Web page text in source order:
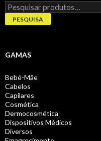
Pesquisar
por:
PESQUISA
GAMAS
Bebé-Mãe
Cabelos
Capilares
Cosmética
Dermocosmética
Dispositivos Médicos
Diversos